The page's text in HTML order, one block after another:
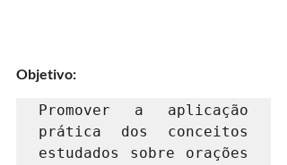
Objetivo:
Promover a aplicação
prática dos conceitos
estudados sobre orações